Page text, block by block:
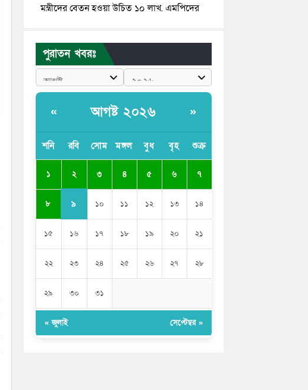
মন্ত্রীদের বেতন হওয়া উচিত ১০ লাখ, এমপিদের
রাষ্ট্রপতি পদে প্রস্তাব পাননি ড. ইউনূস, বিএনপির
বিবেচনায় মির্জা ফখরুল
আধা কিলোমিটারের কাজ চলছে মাসের পর মাস:
কাছে পাঠাতেন ইসলামী বিশ্ববিদ্যালয়ের ছাত্রী
আপনারা দেখেননি: এনসিপি নেতা
পুরাতন খবরঃ
« আগষ্ট ২০২৬ »
শনি রবি সোম মঙ্গল বুধ বৃহ শুক্র
১ ২ ৩ ৪ ৫ ৬ ৭
৮ ৯ ১০ ১১ ১২ ১৩ ১৪
১৫ ১৬ ১৭ ১৮ ১৯ ২০ ২১
২২ ২৩ ২৪ ২৫ ২৬ ২৭ ২৮
২৯ ৩০ ৩১
« জুলাই সেপ্টেম্বর »